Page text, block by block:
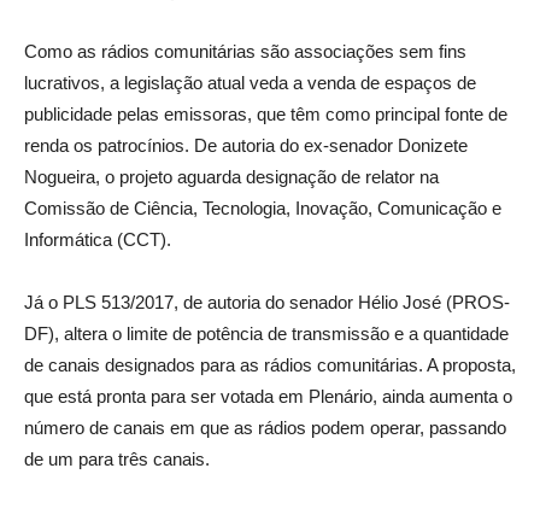
Como as rádios comunitárias são associações sem fins
lucrativos, a legislação atual veda a venda de espaços de
publicidade pelas emissoras, que têm como principal fonte de
renda os patrocínios. De autoria do ex-senador Donizete
Nogueira, o projeto aguarda designação de relator na
Comissão de Ciência, Tecnologia, Inovação, Comunicação e
Informática (CCT).
Já o PLS 513/2017, de autoria do senador Hélio José (PROS-
DF), altera o limite de potência de transmissão e a quantidade
de canais designados para as rádios comunitárias. A proposta,
que está pronta para ser votada em Plenário, ainda aumenta o
número de canais em que as rádios podem operar, passando
de um para três canais.